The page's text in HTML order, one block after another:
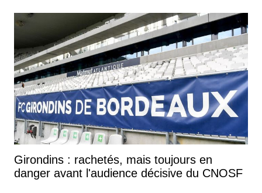
Girondins : rachetés, mais toujours en
danger avant l'audience décisive du CNOSF